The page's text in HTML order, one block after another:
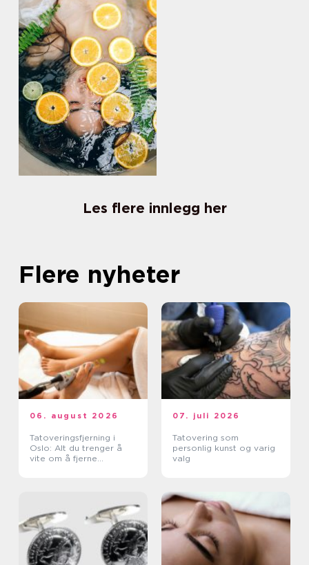
Les flere innlegg her
Flere nyheter
06. august 2026
Tatoveringsfjerning i
Oslo: Alt du trenger å
vite om å fjerne
07. juli 2026
Tatovering som
personlig kunst og varig
valg